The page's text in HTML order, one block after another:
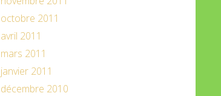
octobre 2011
avril 2011
mars 2011
janvier 2011
décembre 2010